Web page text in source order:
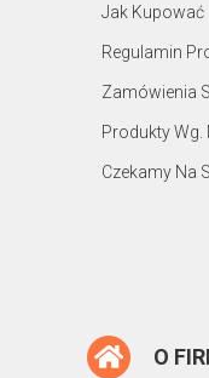
Jak Kupować
Regulamin
Zamówienia
Produkty Wg.
Czekamy Na
O